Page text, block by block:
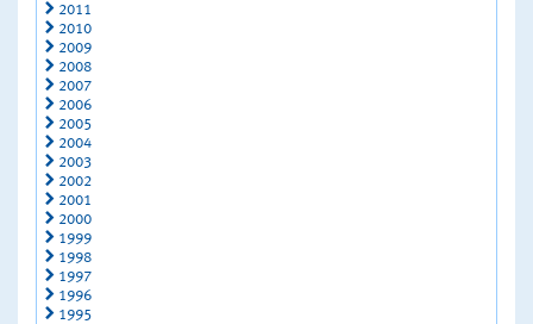
2011
2010
2009
2008
2007
2006
2005
2004
2003
2002
2001
2000
1999
1998
1997
1996
1995